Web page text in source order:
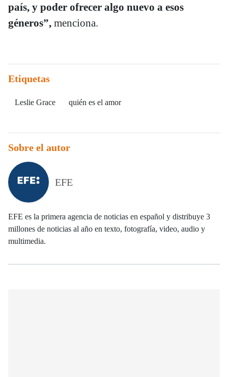
país, y poder ofrecer algo nuevo a esos
géneros”, menciona.
Etiquetas
Leslie Grace quién es el amor
Sobre el autor
EFE
EFE es la primera agencia de noticias en español y distribuye 3
millones de noticias al año en texto, fotografía, video, audio y
multimedia.